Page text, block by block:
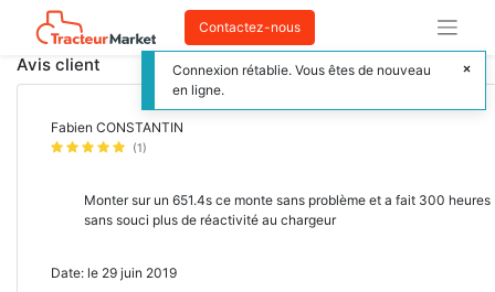
Contactez-nous
Avis client
Fabien CONSTANTIN
(1)
Monter sur un 651.4s ce monte sans problème et a fait 300 heures
sans souci plus de réactivité au chargeur
Date: le 29 juin 2019
Connexion rétablie. Vous êtes de nouveau
en ligne.